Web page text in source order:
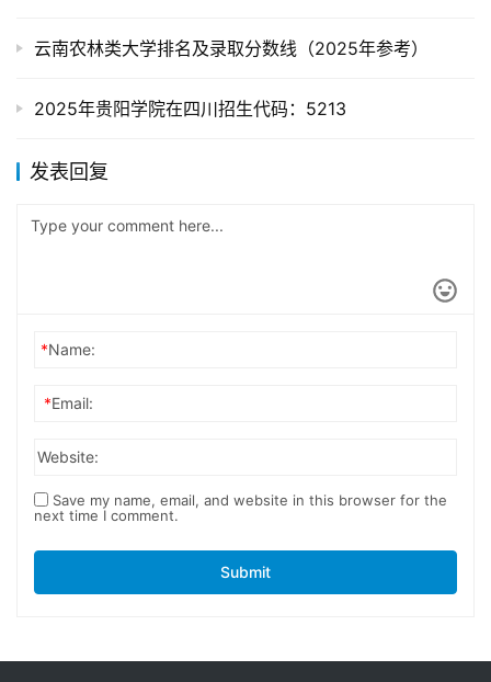
云南农林类大学排名及录取分数线（2025年参考）
2025年贵阳学院在四川招生代码：5213
发表回复
*Name:
*Email:
Website:
Save my name, email, and website in this browser for the
next time I comment.
Submit